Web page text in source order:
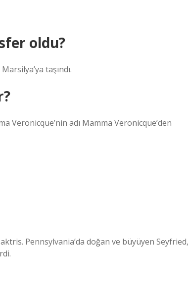
oldu?
taşındı.
Veronicque’nin adı Mamma Veronicque’den
Pennsylvania’da doğan ve büyüyen Seyfried,